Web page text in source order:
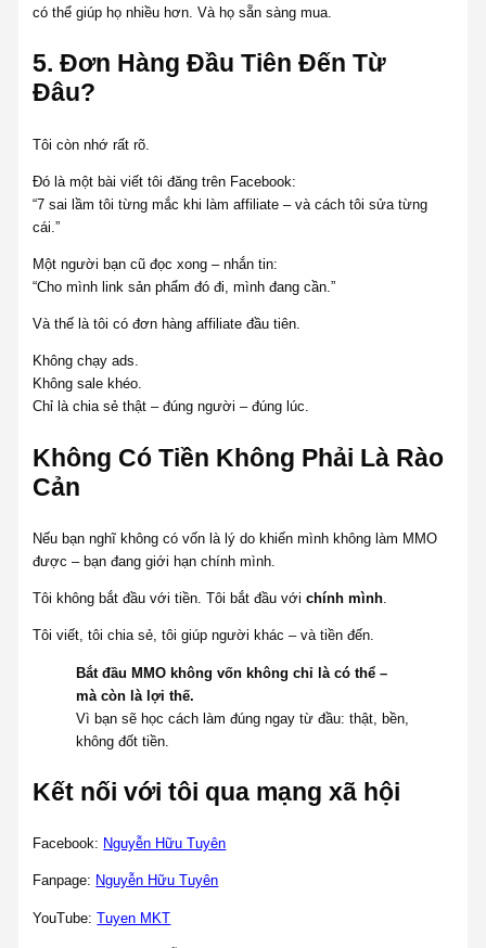
có thể giúp họ nhiều hơn. Và họ sẵn sàng mua.
5. Đơn Hàng Đầu Tiên Đến Từ
Đâu?
Tôi còn nhớ rất rõ.
Đó là một bài viết tôi đăng trên Facebook:
“7 sai lầm tôi từng mắc khi làm affiliate – và cách tôi sửa từng
cái.”
Một người bạn cũ đọc xong – nhắn tin:
“Cho mình link sản phẩm đó đi, mình đang cần.”
Và thế là tôi có đơn hàng affiliate đầu tiên.
Không chạy ads.
Không sale khéo.
Chỉ là chia sẻ thật – đúng người – đúng lúc.
Không Có Tiền Không Phải Là Rào
Cản
Nếu bạn nghĩ không có vốn là lý do khiến mình không làm MMO
được – bạn đang giới hạn chính mình.
Tôi không bắt đầu với tiền. Tôi bắt đầu vớichính mình.
Tôi viết, tôi chia sẻ, tôi giúp người khác – và tiền đến.
Bắt đầu MMO không vốn không chỉ là có thể –
mà còn là lợi thế.
Vì bạn sẽ học cách làm đúng ngay từ đầu: thật, bền,
không đốt tiền.
Kết nối với tôi qua mạng xã hội
Facebook: Nguyễn Hữu Tuyên
Fanpage: Nguyễn Hữu Tuyên
YouTube:Tuyen MKT